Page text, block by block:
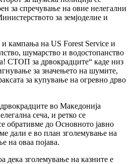
за спречување на овие нелегални
за земјоделие и
кампања на US Forest Service и
шумарство и водостопанство
СТОП за дрвокрадците“ каде низ
за значењето на шумите,
за купување на огревно дрво
во Македонија
сеча, и ретко се
обративме до Основното јавно
дали е во план зголемување на
на оваа појава.
зголемување на казните е